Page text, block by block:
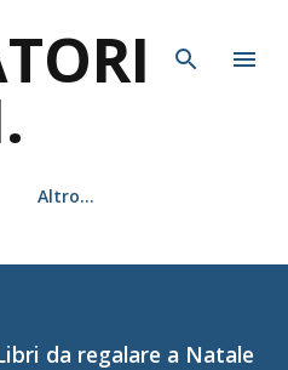
Altro…
da regalare a Natale